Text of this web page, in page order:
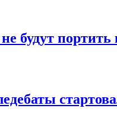
будут портить